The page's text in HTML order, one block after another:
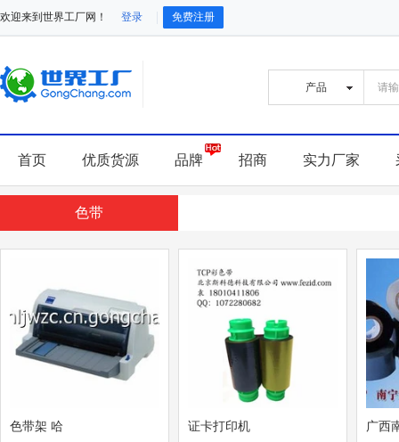
欢迎来到世界工厂网！ 登录 免费注册
首页 优质货源 品牌 招商 实力厂家
色带
色带架 哈 证卡打印机 广西